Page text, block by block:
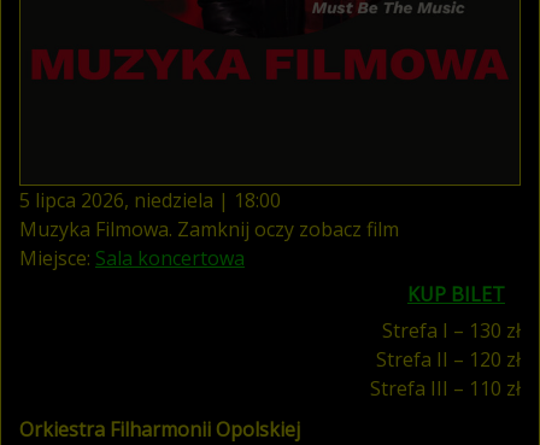
5 lipca 2026, niedziela | 18:00
Muzyka Filmowa. Zamknij oczy zobacz film
Miejsce: Sala koncertowa
KUP BILET
Strefa I – 130 zł
Strefa II – 120 zł
Strefa III – 110 zł
Orkiestra Filharmonii Opolskiej